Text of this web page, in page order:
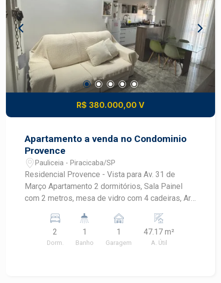
R$ 380.000,00 V
Apartamento a venda no Condominio
Provence
Pauliceia - Piracicaba/SP
Residencial Provence - Vista para Av. 31 de
Março Apartamento 2 dormitórios, Sala Painel
com 2 metros, mesa de vidro com 4 cadeiras, Ar
brastemp, armários , Banheiro social e lavabo (pia
auxiliar ao lado do banheiro) Lavanderia com
armários Dormitório com armário grande - 6
2
Dorm.
1
Banho
1
Garagem
47.17 m²
A. Útil